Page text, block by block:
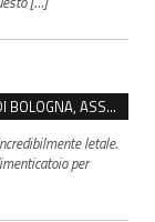
MINACCE ONLINE A LEPORE DOPO GLI SCONTRI DI BOLOGNA, ASSEGNATA LA SCORTA AL SINDACO
letale.
per